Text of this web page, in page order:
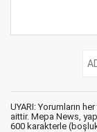
UYARI: Yorumların
aittir. Mepa News,
600 karakterle